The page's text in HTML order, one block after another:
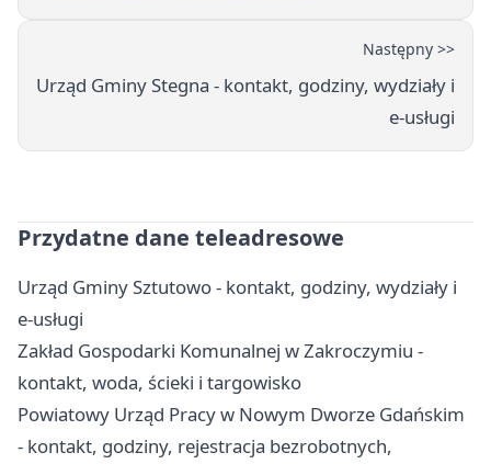
Następny >>
Urząd Gminy Stegna - kontakt, godziny, wydziały i
e-usługi
Przydatne dane teleadresowe
Urząd Gminy Sztutowo - kontakt, godziny, wydziały i
e-usługi
Zakład Gospodarki Komunalnej w Zakroczymiu -
kontakt, woda, ścieki i targowisko
Powiatowy Urząd Pracy w Nowym Dworze Gdańskim
- kontakt, godziny, rejestracja bezrobotnych,